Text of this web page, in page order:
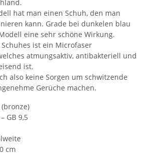
hat man einen Schuh, den man
kann. Grade bei dunkelen blau
eine sehr schöne Wirkung.
ist ein Microfaser
atmungsaktiv, antibakteriell und
ist.
also keine Sorgen um schwitzende
Gerüche machen.
GB 9,5
cm